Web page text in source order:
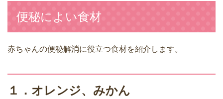
便秘によい食材
赤ちゃんの便秘解消に役立つ食材を紹介します。
１．オレンジ、みかん